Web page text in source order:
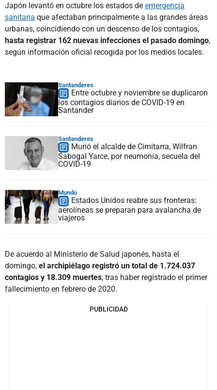
Japón levantó en octubre los estados de emergencia
sanitaria que afectaban principalmente a las grandes áreas
urbanas, coincidiendo con un descenso de los contagios,
hasta registrar 162 nuevas infecciones el pasado domingo,
según información oficial recogida por los medios locales.
Santanderes
Entre octubre y noviembre se duplicaron
los contagios diarios de COVID-19 en
Santander
Santanderes
Murió el alcalde de Cimitarra, Wilfran
Sabogal Yarce, por neumonía, secuela del
COVID-19
Mundo
Estados Unidos reabre sus fronteras:
aerolíneas se preparan para avalancha de
viajeros
De acuerdo al Ministerio de Salud japonés, hasta el
domingo, el archipiélago registró un total de 1.724.037
contagios y 18.309 muertes, tras haber registrado el primer
fallecimiento en febrero de 2020.
PUBLICIDAD